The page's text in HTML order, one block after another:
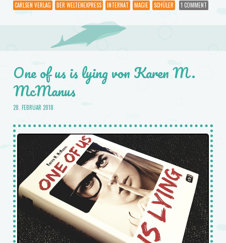
CARLSEN VERLAG
DER WELTENEXPRESS INTERNAT MAGIE SCHÜLER 1 COMMENT
One of us is lying von Karen M.
McManus
28. FEBRUAR 2018